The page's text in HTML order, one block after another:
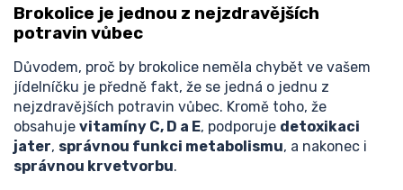
Brokolice je jednou z nejzdravějších
potravin vůbec
Důvodem, proč by brokolice neměla chybět ve vašem
jídelníčku je předně fakt, že se jedná o jednu z
nejzdravějších potravin vůbec. Kromě toho, že
obsahuje vitamíny C, D a E, podporuje detoxikaci
jater, správnou funkci metabolismu, a nakonec i
správnou krvetvorbu.